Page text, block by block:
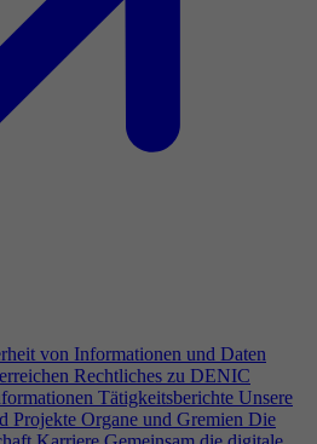
von Informationen und Daten
Rechtliches zu DENIC
Tätigkeitsberichte Unsere
Projekte Organe und Gremien Die